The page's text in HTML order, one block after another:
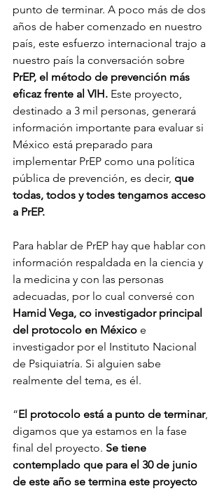
punto de terminar. A poco más de dos
años de haber comenzado en nuestro
país, este esfuerzo internacional trajo a
nuestro país la conversación sobre
PrEP, el método de prevención más
eficaz frente al VIH. Este proyecto,
destinado a 3 mil personas, generará
información importante para evaluar si
México está preparado para
implementar PrEP como una política
pública de prevención, es decir, que
todas, todos y todes tengamos acceso
a PrEP.
Para hablar de PrEP hay que hablar con
información respaldada en la ciencia y
la medicina y con las personas
adecuadas, por lo cual conversé con
Hamid Vega, co investigador principal
del protocolo en México e
investigador por el Instituto Nacional
de Psiquiatría. Si alguien sabe
realmente del tema, es él.
“El protocolo está a punto de terminar,
digamos que ya estamos en la fase
final del proyecto. Se tiene
contemplado que para el 30 de junio
de este año se termina este proyecto